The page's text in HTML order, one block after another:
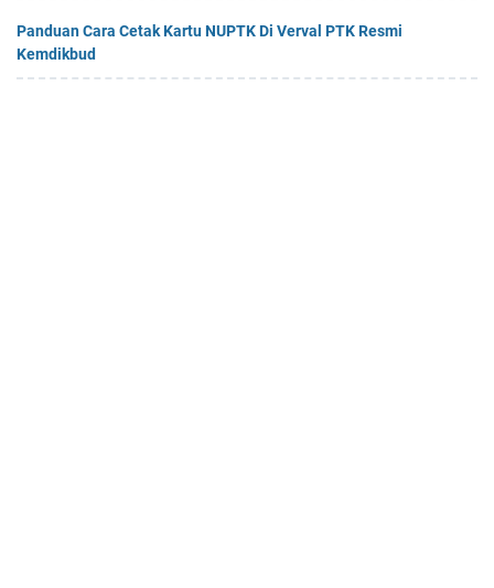
Panduan Cara Cetak Kartu NUPTK Di Verval PTK Resmi
Kemdikbud